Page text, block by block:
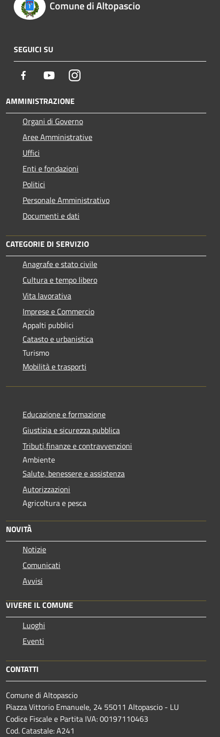
Comune di Altopascio
SEGUICI SU
Facebook YoutubeInstagram
AMMINISTRAZIONE
Organi di Governo
Aree Amministrative
Uffici
Enti e fondazioni
Politici
Personale Amministrativo
Documenti e dati
CATEGORIE DI SERVIZIO
Anagrafe e stato civile
Cultura e tempo libero
Vita lavorativa
Imprese e Commercio
Appalti pubblici
Catasto e urbanistica
Turismo
Mobilità e trasporti
Educazione e formazione
Giustizia e sicurezza pubblica
Tributi,finanze e contravvenzioni
Ambiente
Salute, benessere e assistenza
Autorizzazioni
Agricoltura e pesca
NOVITÀ
Notizie
Comunicati
Avvisi
VIVERE IL COMUNE
Luoghi
Eventi
CONTATTI
Comune di Altopascio
Piazza Vittorio Emanuele, 24 55011 Altopascio - LU
Codice Fiscale e Partita IVA: 00197110463
Cod. Catastale: A241